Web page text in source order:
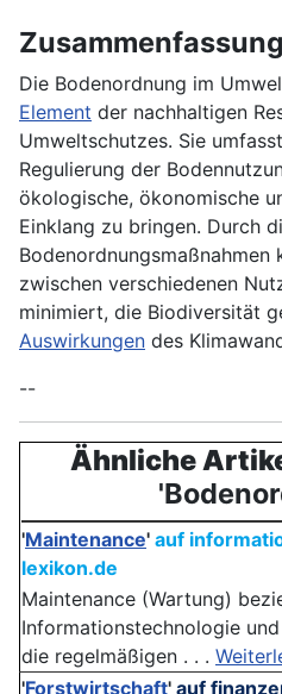
Zusammenfassung
Die Bodenordnung im
Element der nachhaltigen
Umweltschutzes. Sie
Regulierung der
ökologische, ökonomische
Einklang zu bringen. Durch
Bodenordnungsmaßnahmen
zwischen verschiedenen
minimiert, die Biodiversität
Auswirkungen des
--
Ähnliche
'Maintenance' auf
lexikon.de
Maintenance (Wartung)
Informationstechnologie
die regelmäßigen . . .
'Forstwirtschaft' auf